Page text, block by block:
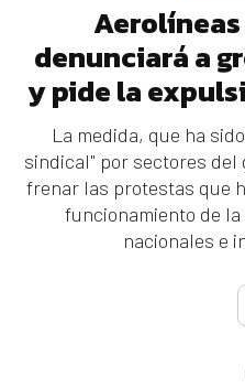
denunciará a
y pide la
La medida, que ha
sindical" por sectores del
frenar las protestas que
funcionamiento de
nacionales e